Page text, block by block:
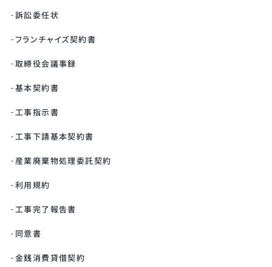
訴訟委任状
フランチャイズ契約書
取締役会議事録
基本契約書
工事指示書
工事下請基本契約書
産業廃棄物処理委託契約
利用規約
工事完了報告書
同意書
金銭消費貸借契約